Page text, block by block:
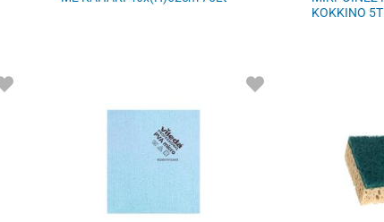
ΚΟΚΚΙΝΟ
ΠΡΟΣΘΗΚΗ
ΠΡΟΣΘΗΚΗ